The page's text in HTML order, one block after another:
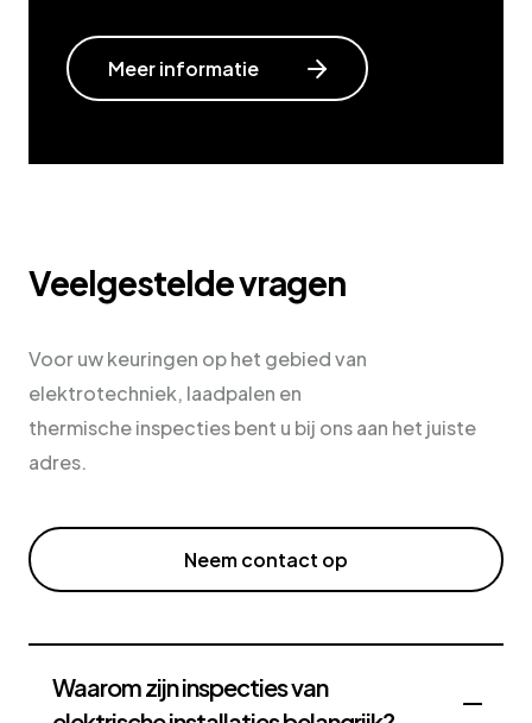
Meer informatie
Veelgestelde vragen
Voor uw keuringen op het gebied van
elektrotechniek, laadpalen en
thermische inspecties bent u bij ons aan het juiste
adres.
Neem contact op
Waarom zijn inspecties van